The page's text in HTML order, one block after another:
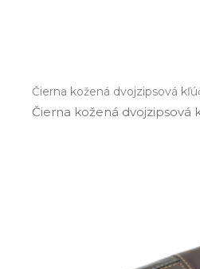
Čierna kožená dvojzipsová
Čierna kožená dvojzipsová